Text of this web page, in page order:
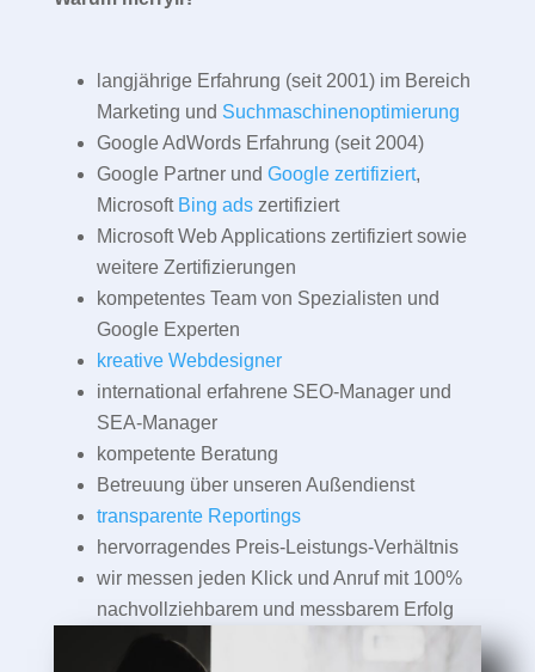
langjährige Erfahrung (seit 2001) im Bereich
Marketing und Suchmaschinenoptimierung
Google AdWords Erfahrung (seit 2004)
Google Partner und Google zertifiziert,
Microsoft Bing adszertifiziert
Microsoft Web Applications zertifiziert sowie
weitere Zertifizierungen
kompetentes Team von Spezialisten und
Google Experten
kreative Webdesigner
international erfahrene SEO-Manager und
SEA-Manager
kompetente Beratung
Betreuung über unseren Außendienst
transparente Reportings
hervorragendes Preis-Leistungs-Verhältnis
wir messen jeden Klick und Anruf mit 100%
nachvollziehbarem und messbarem Erfolg